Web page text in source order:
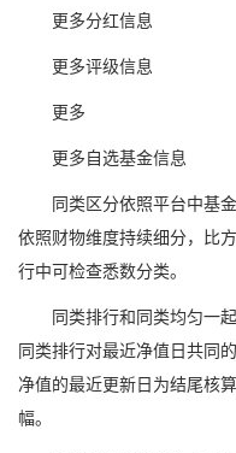
更多分红信息
更多评级信息
更多
更多自选基金信息
同类区分依照平台中基金
依照财物维度持续细分，比
行中可检查悉数分类。
同类排行和同类均匀一起
同类排行对最近净值日共同
净值的最近更新日为结尾核
幅。